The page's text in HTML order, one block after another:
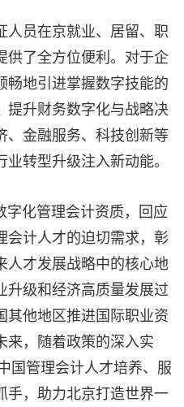
人员在京就业、居留、职
供了全方位便利。对于企
畅地引进掌握数字技能的
提升财务数字化与战略决
、金融服务、科技创新等
转型升级注入新动能。
化管理会计资质，回应
会计人才的迫切需求，彰
人才发展战略中的核心地
升级和经济高质量发展过
其他地区推进国际职业资
来，随着政策的深入实
国管理会计人才培养、服
手，助力北京打造世界一